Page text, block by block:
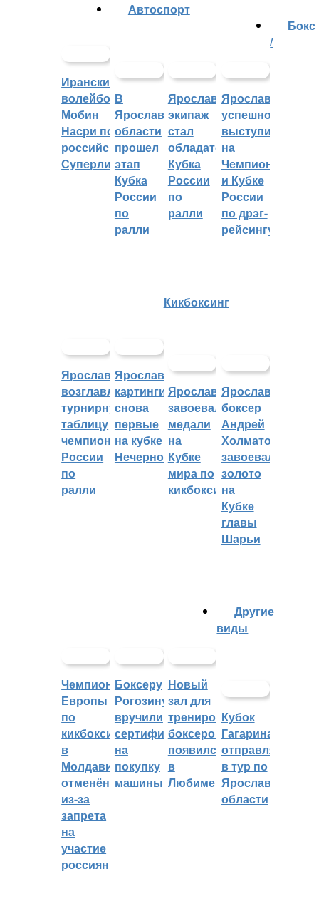
Иранский
волейболист
Мобин
Насри покинет
российскую
Суперлигу
Автоспорт
В
Ярославской
области
прошел
этап
Кубка
России
по
ралли
Ярославский
экипаж
стал
обладателем
Кубка
России
по
ралли
Ярославцы
успешно
выступили
на
Чемпионате
и Кубке
России
по дрэг-
рейсингу
Ярославцы
возглавляют
турнирную
таблицу
чемпионата
России
по
ралли
Ярославские
картингисты
снова
первые
на кубке
Нечерноземья
Бокс
/
Кикбоксинг
Ярославцы
завоевали
медали
на
Кубке
мира по
кикбоксингу
Ярославский
боксер
Андрей
Холматов
завоевал
золото
на
Кубке
главы
Шарьи
Чемпионат
Европы
по
кикбоксингу
в
Молдавии
отменён
из-за
запрета
на
участие
россиян
Боксеру
Рогозину
вручили
сертификат
на
покупку
машины
Новый
зал для
тренировок
боксеров
появился
в
Любиме
Другие
виды
Кубок
Гагарина
отправляется
в тур по
Ярославской
области